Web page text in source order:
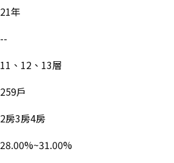
21年
--
11、12、13層
259戶
2房3房4房
28.00%~31.00%